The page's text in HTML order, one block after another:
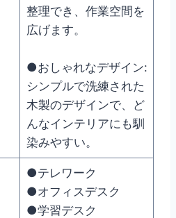
整理でき、作業空間を
広げます。
●おしゃれなデザイン:
シンプルで洗練された
木製のデザインで、ど
んなインテリアにも馴
染みやすい。
●テレワーク
●オフィスデスク
●学習デスク